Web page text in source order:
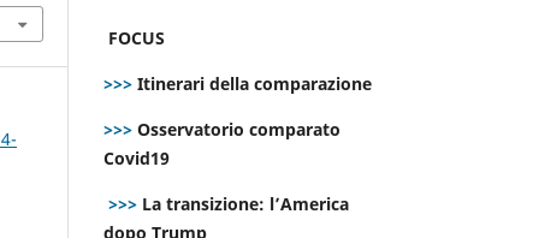
FOCUS
>>> Itinerari della comparazione
>>> Osservatorio comparato
Covid19
>>> La transizione: l’America
dopo Trump